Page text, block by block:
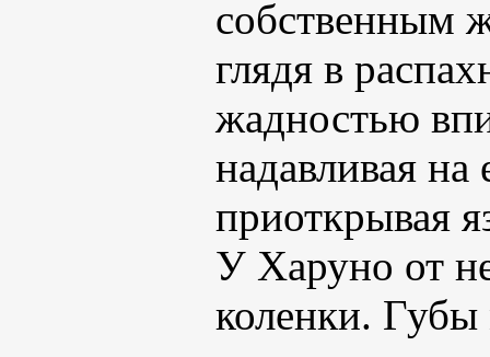
собственным
глядя в
жадностью
надавливая на
приоткрывая
У Харуно от
коленки. Губы